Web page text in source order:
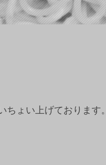
ょい上げております。